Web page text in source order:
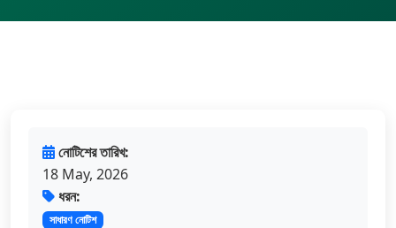
নোটিশের তারিখ:
18 May, 2026
ধরন:
সাধারণ নোটিশ